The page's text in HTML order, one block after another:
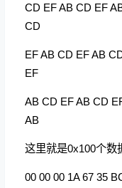
CD EF AB CD EF
CD
EF AB CD EF AB
EF
AB CD EF AB CD
AB
这里就是0x100个数
00 00 00 1A 67 35